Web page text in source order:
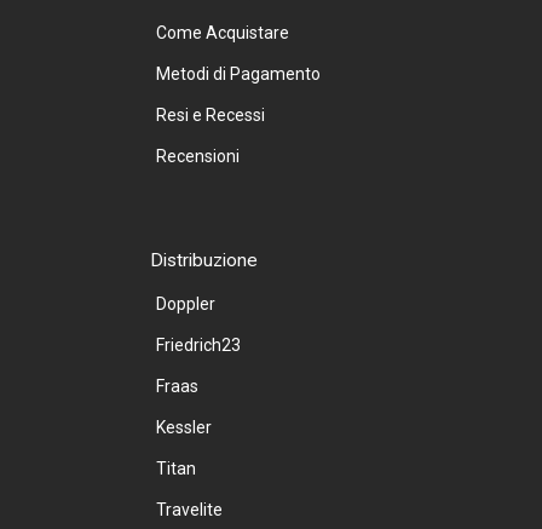
Come Acquistare
Metodi di Pagamento
Resi e Recessi
Recensioni
Distribuzione
Doppler
Friedrich23
Fraas
Kessler
Titan
Travelite